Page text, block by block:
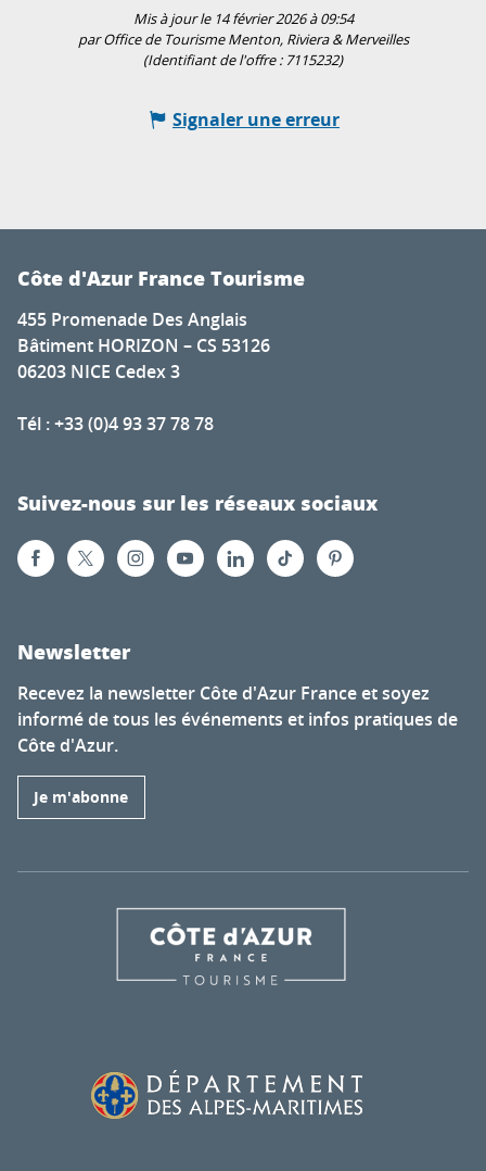
Mis à jour le 14 février 2026 à 09:54
par Office de Tourisme Menton, Riviera & Merveilles
(Identifiant de l'offre : 7115232)
Signaler une erreur
Côte d'Azur France Tourisme
455 Promenade Des Anglais
Bâtiment HORIZON – CS 53126
06203 NICE Cedex 3
Tél : +33 (0)4 93 37 78 78
Suivez-nous sur les réseaux sociaux
Newsletter
Recevez la newsletter Côte d'Azur France et soyez
informé de tous les événements et infos pratiques de
Côte d'Azur.
Je m'abonne